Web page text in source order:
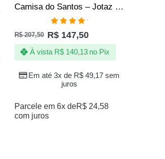
Camisa do Santos – Jotaz – Time da Vila – Masculino
Avaliação
5.00de 5
R$207,50 R$ 147,50
Em até 3x de R$ 49,17 sem
juros
À vista R$140,13 no Pix
Parcele em 6x deR$ 24,58
com juros